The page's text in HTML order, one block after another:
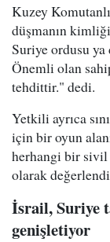
Kuzey
düşmanın
Suriye ordusu
Önemli olan
tehdittir." dedi.
Yetkili ayrıca
için bir oyun
herhangi bir sivil
olarak
İsrail, Suriye
genişletiyor